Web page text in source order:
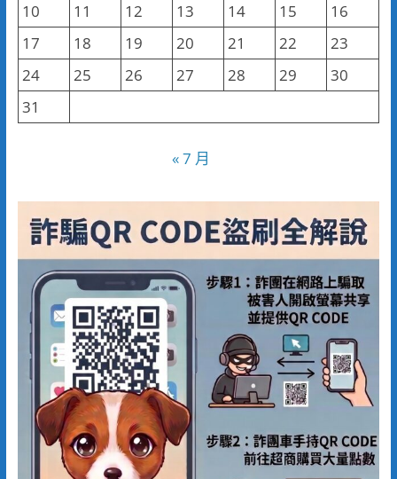
10
11 12 13 14 15
16
17
18 19 20 21 22
23
24
25 26 27 28 29
30
31
« 7 月